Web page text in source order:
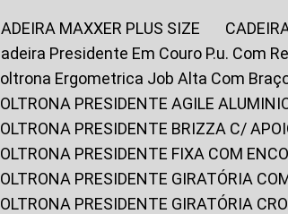
CADEIRA MAXXER PLUS SIZE
Cadeira Presidente Em Couro P.u. Com
Poltrona Ergometrica Job Alta Com
POLTRONA PRESIDENTE AGILE
POLTRONA PRESIDENTE BRIZZA C/
POLTRONA PRESIDENTE FIXA COM
POLTRONA PRESIDENTE GIRATÓRIA
POLTRONA PRESIDENTE GIRATÓRIA